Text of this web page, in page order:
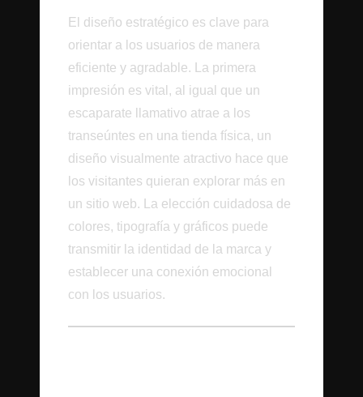
El diseño estratégico es clave para
orientar a los usuarios de manera
eficiente y agradable. La primera
impresión es vital, al igual que un
escaparate llamativo atrae a los
transeúntes en una tienda física, un
diseño visualmente atractivo hace que
los visitantes quieran explorar más en
un sitio web. La elección cuidadosa de
colores, tipografía y gráficos puede
transmitir la identidad de la marca y
establecer una conexión emocional
con los usuarios.